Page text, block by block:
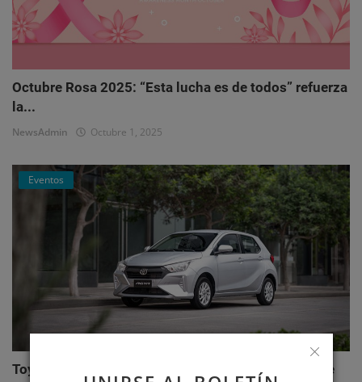
Octubre Rosa 2025: “Esta lucha es de todos” refuerza
la...
NewsAdmin Octubre 1, 2025
Eventos
Toyota AGYA: el nuevo hatchback de Toyotoshi que